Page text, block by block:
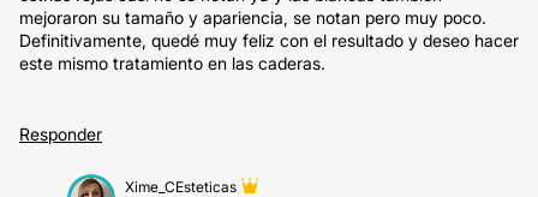
mejoraron su tamaño y apariencia, se notan pero muy poco.
Definitivamente, quedé muy feliz con el resultado y deseo hacer
este mismo tratamiento en las caderas.
Responder
Xime_CEsteticas